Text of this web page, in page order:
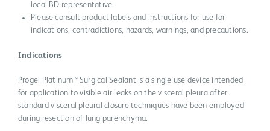
local BD representative.
Please consult product labels and instructions for use for
indications, contradictions, hazards, warnings, and precautions.
Indications
Progel Platinum™ Surgical Sealant is a single use device intended
for application to visible air leaks on the visceral pleura after
standard visceral pleural closure techniques have been employed
during resection of lung parenchyma.